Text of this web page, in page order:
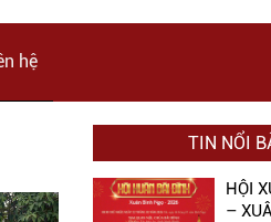
hệ
TIN NỔI
HỘI
–